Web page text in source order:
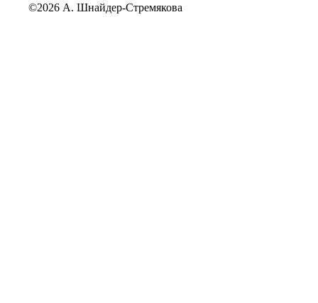
©2026 А. Шнайдер-Стремякова